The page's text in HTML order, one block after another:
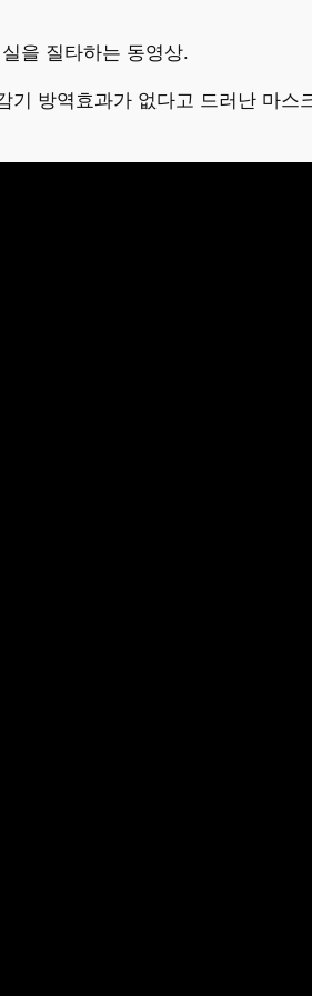
을 질타하는 동영상.
방역효과가 없다고 드러난 마